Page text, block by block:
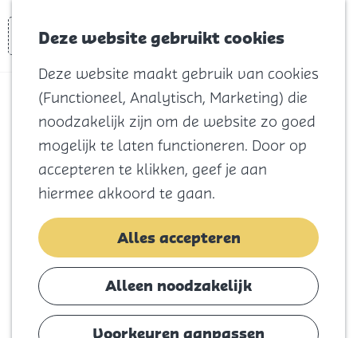
Deze website gebruikt cookies
Deze website maakt gebruik van cookies
(Functioneel, Analytisch, Marketing) die
noodzakelijk zijn om de website zo goed
mogelijk te laten functioneren. Door op
accepteren te klikken, geef je aan
hiermee akkoord te gaan.
Alles accepteren
Alleen noodzakelijk
Voorkeuren aanpassen
Menu
Zoeken
Naar het
Natuur
Cultuur en
vermaak
Winkelen
Koningsdag
Blijf
Slapen
Best of Nature
Fietsroute
(33,9 km)
Voeg toe als favoriet
Deze fietsroute leidt je langs de vele
hoogtepunten van de streek. Stap op de